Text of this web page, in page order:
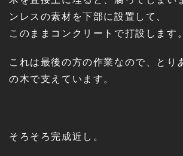
ンレスの素材を下部に設置して、
このままコンクリートで打設します。
これは最後の方の作業なので、とり
の木で支えています。
そろそろ完成近し。